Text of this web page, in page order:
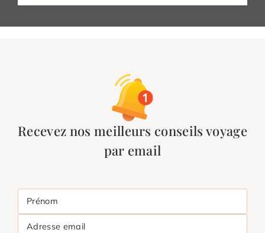
Recevez nos meilleurs conseils voyage
par email
Prénom
Adresse email